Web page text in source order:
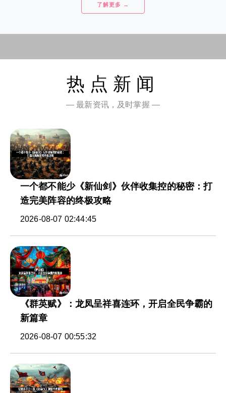
了解更多 →
热点新闻
— 最新资讯，及时掌握 —
一个都不能少《新仙剑》伙伴收集控的秘密：打
造完美阵容的终极攻略
2026-08-07 02:44:45
《群英赋》：龙凤呈祥喜连环，开启全民争霸的
新篇章
2026-08-07 00:55:32